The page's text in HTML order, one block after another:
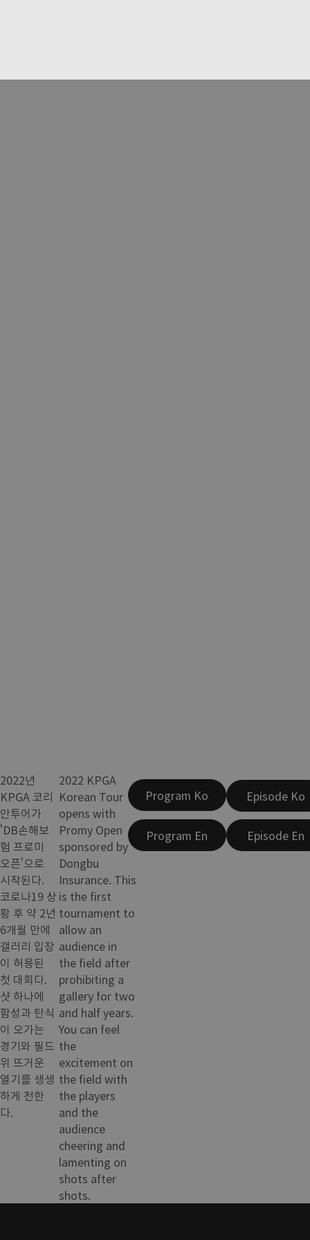
2022년
KPGA 코리
안투어가
'DB손해보
험 프로미
오픈'으로
시작된다.
코로나19 상
황 후 약 2년
6개월 만에
갤러리 입장
이 허용된
첫 대회다.
샷 하나에
함성과 탄식
이 오가는
경기와 필드
위 뜨거운
열기를 생생
하게 전한
다.
2022 KPGA
Korean Tour
opens with
Promy Open
sponsored by
Dongbu
Insurance. This
is the first
tournament to
allow an
audience in
the field after
prohibiting a
gallery for two
and half years.
You can feel
the
excitement on
the field with
the players
and the
audience
cheering and
lamenting on
shots after
shots.
Program Ko
Program En
Episode Ko
Episode En